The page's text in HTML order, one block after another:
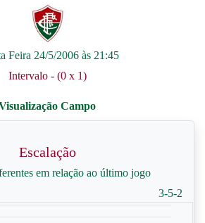
Feira 24/5/2006 às 21:45
Intervalo - (0 x 1)
Escalação
em relação ao último jogo
3-5-2